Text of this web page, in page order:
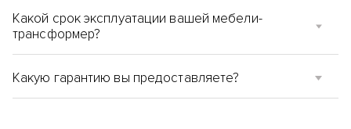
Какой срок эксплуатации вашей мебели-
трансформер?
Какую гарантию вы предоставляете?